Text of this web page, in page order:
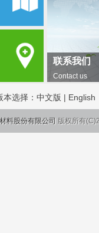
联系我们
Contact us
本选择： 中文版 | English
料股份有限公司 版权所有